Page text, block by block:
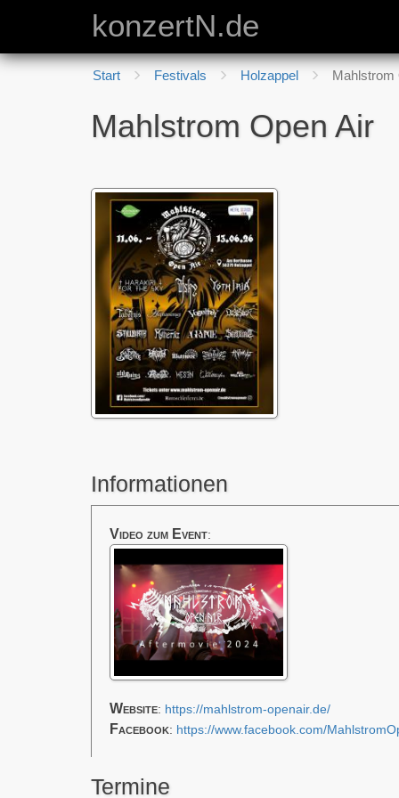
konzertN.de
Start Festivals Holzappel Mahlstrom
Mahlstrom Open Air
Informationen
Video zum Event:
Website: https://mahlstrom-openair.de/
Facebook: https://www.facebook.com/
Termine